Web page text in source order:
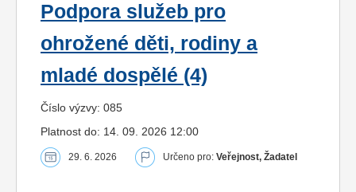
Podpora služeb pro
ohrožené děti, rodiny a
mladé dospělé (4)
Číslo výzvy: 085
Platnost do: 14. 09. 2026 12:00
29. 6. 2026 Určeno pro: Veřejnost, Žadatel